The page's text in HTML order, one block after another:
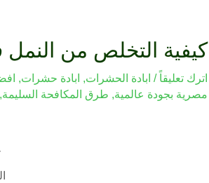
كيفية التخلص من
اترك تعليقاً / ابادة الحشرات, ابادة حشرات,
مصرية بجودة عالمية, طرق المكافحة السليمة,